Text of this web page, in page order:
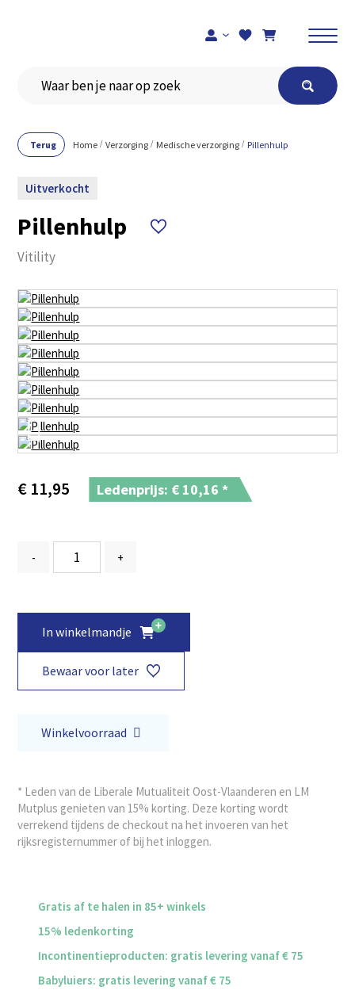
Terug Home Verzorging Medische verzorging Pillenhulp
Uitverkocht
Pillenhulp
Vitility
€ 11,95 Ledenprijs: € 10,16 *
- +
In winkelmandje
Bewaar voor later
Winkelvoorraad
* Leden van de Liberale Mutualiteit Oost-Vlaanderen en LM
Mutplus genieten van 15% korting. Deze korting wordt
verrekend tijdens de checkout na het invoeren van het
rijksregisternummer of bij het inloggen.
Gratis af te halen in 85+ winkels
15% ledenkorting
Incontinentieproducten: gratis levering vanaf € 75
Babyluiers: gratis levering vanaf € 75